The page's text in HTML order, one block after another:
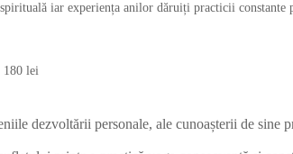
iar experiența anilor dăruiți practicii constante
180 lei
dezvoltării personale, ale cunoașterii de sine